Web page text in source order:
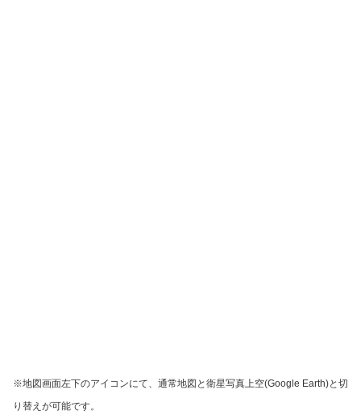
※地図画面左下のアイコンにて、通常地図と衛星写真上空(Google Earth)と切
り替えが可能です。